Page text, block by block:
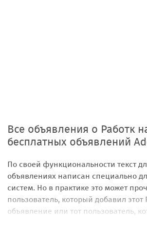
Все объявления о Работк
бесплатных объявлений
По своей функциональности текст
объявлениях написан специально
систем. Но в практике это может
пользователь, который добавил этот
объявление или тот пользователь,